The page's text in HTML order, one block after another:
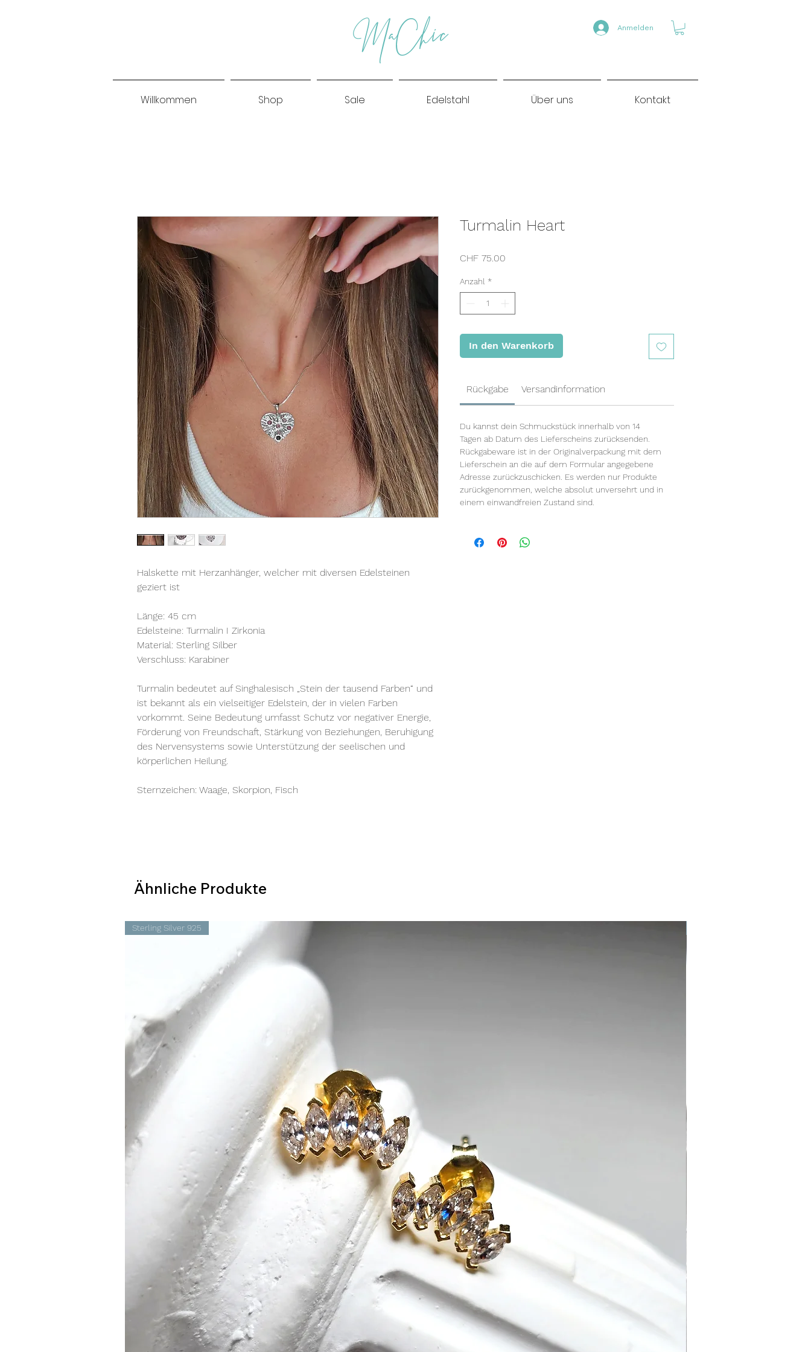
MaChic Anmelden
Willkommen Shop Sale Edelstahl Über uns Kontakt
Halskette mit Herzanhänger, welcher mit diversen Edelsteinen
geziert ist
Länge: 45 cm
Edelsteine: Turmalin I Zirkonia
Material: Sterling Silber
Verschluss: Karabiner
Turmalin bedeutet auf Singhalesisch „Stein der tausend Farben“ und
ist bekannt als ein vielseitiger Edelstein, der in vielen Farben
vorkommt. Seine Bedeutung umfasst Schutz vor negativer Energie,
Förderung von Freundschaft, Stärkung von Beziehungen, Beruhigung
des Nervensystems sowie Unterstützung der seelischen und
körperlichen Heilung.
Sternzeichen: Waage, Skorpion, Fisch
Turmalin Heart
CHF 75.00
Anzahl *
In den Warenkorb
Rückgabe Versandinformation
Du kannst dein Schmuckstück innerhalb von 14
Tagen ab Datum des Lieferscheins zurücksenden.
Rückgabeware ist in der Originalverpackung mit dem
Lieferschein an die auf dem Formular angegebene
Adresse zurückzuschicken. Es werden nur Produkte
zurückgenommen, welche absolut unversehrt und in
einem einwandfreien Zustand sind.
Ähnliche Produkte
Sterling Silver 925